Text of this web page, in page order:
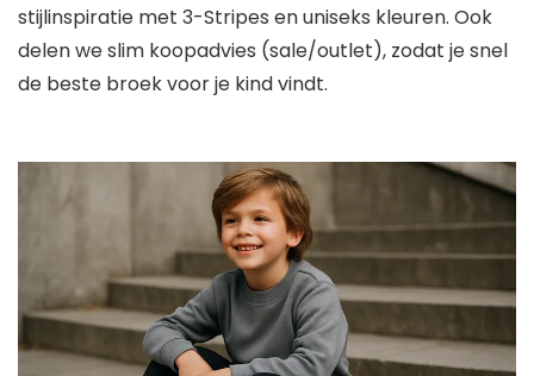
stijlinspiratie met 3-Stripes en uniseks kleuren. Ook
delen we slim koopadvies (sale/outlet), zodat je snel
de beste broek voor je kind vindt.